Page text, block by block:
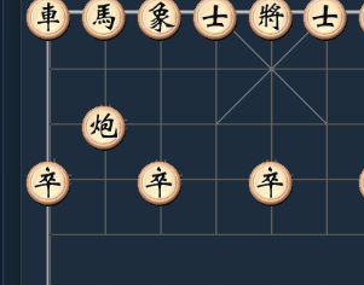
.....砲８进２
红+41
4. 马八进七
红+29
.....马２进３
红+34
5. 车九进一
红+19
.....砲２退１
6. 车二进一
红+21
车二进
.....象７进５
红+20
7. 兵七进一
红+3
兵五进